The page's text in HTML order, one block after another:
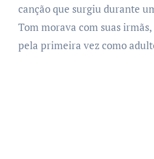
canção que surgiu durante
Tom morava com suas
pela primeira vez como